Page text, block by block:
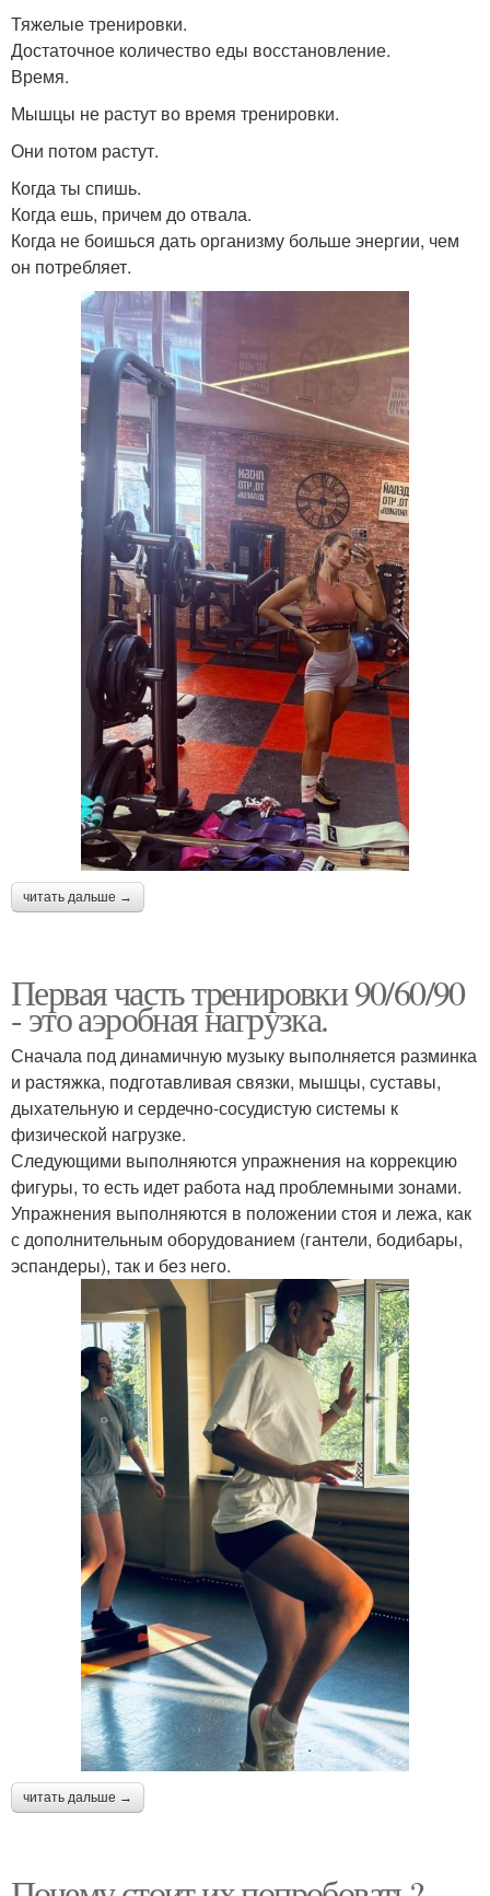
Тяжелые тренировки.
Достаточное количество еды восстановление.
Время.
Мышцы не растут во время тренировки.
Они потом растут.
Когда ты спишь.
Когда ешь, причем до отвала.
Когда не боишься дать организму больше энергии, чем
он потребляет.
читать дальше →
Первая часть тренировки 90/60/90
- это аэробная нагрузка.
Сначала под динамичную музыку выполняется разминка
и растяжка, подготавливая связки, мышцы, суставы,
дыхательную и сердечно-сосудистую системы к
физической нагрузке.
Следующими выполняются упражнения на коррекцию
фигуры, то есть идет работа над проблемными зонами.
Упражнения выполняются в положении стоя и лежа, как
с дополнительным оборудованием (гантели, бодибары,
эспандеры), так и без него.
читать дальше →